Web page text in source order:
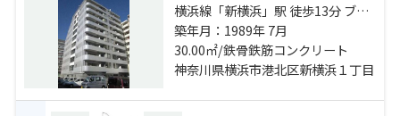
横浜線「新横浜」駅 徒歩13分 ブル
ーライン「岸根公園」駅 徒歩14分
横浜線「小机」駅 徒歩18分
築年月：1989年 7月
30.00㎡/鉄骨鉄筋コンクリート
神奈川県横浜市港北区新横浜１丁目